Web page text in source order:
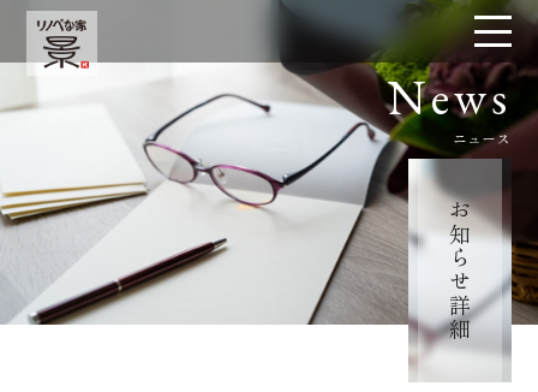
お知らせ詳細
News
ニュース